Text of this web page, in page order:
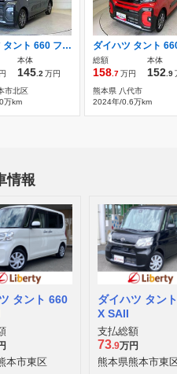
ダイハツ タント 660 ファンクロス スマートアシスト搭載
本体
145 .2 万円
市北区
万km
総額
158 .7万円
本体
152 .9
熊本県 八代市
2024年/0.6万km
情報
タント 660
本市東区
ダイハツ タン
X SAII
支払総額
73.9万円
熊本県熊本市東